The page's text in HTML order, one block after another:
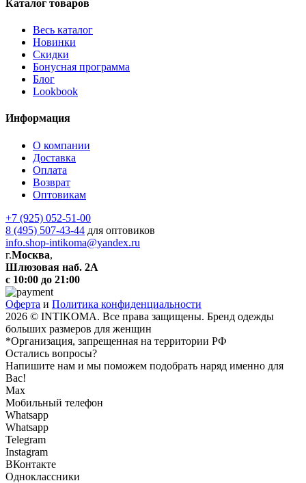
Каталог товаров
Весь каталог
Новинки
Скидки
Бонусная программа
Блог
Lookbook
Информация
О компании
Доставка
Оплата
Возврат
Оптовикам
+7 (925) 052-51-00
8 (495) 507-43-44 для оптовиков
info.shop-intikoma@yandex.ru
г.Москва,
Шлюзовая наб. 2А
с 10:00 до 21:00
Оферта и Политика конфиденциальности
2026 © INTIKOMA. Все права защищены. Бренд одежды
больших размеров для женщин
*Организация, запрещенная на территории РФ
Остались вопросы?
Напишите нам и мы поможем подобрать наряд именно для
Вас!
Max
Мобильный телефон
Whatsapp
Whatsapp
Telegram
Instagram
ВКонтакте
Одноклассники